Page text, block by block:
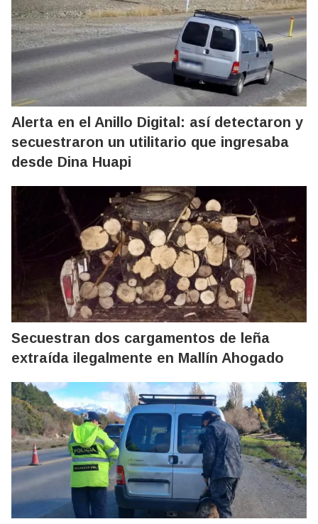
Alerta en el Anillo Digital: así detectaron y
secuestraron un utilitario que ingresaba
desde Dina Huapi
Secuestran dos cargamentos de leña
extraída ilegalmente en Mallín Ahogado